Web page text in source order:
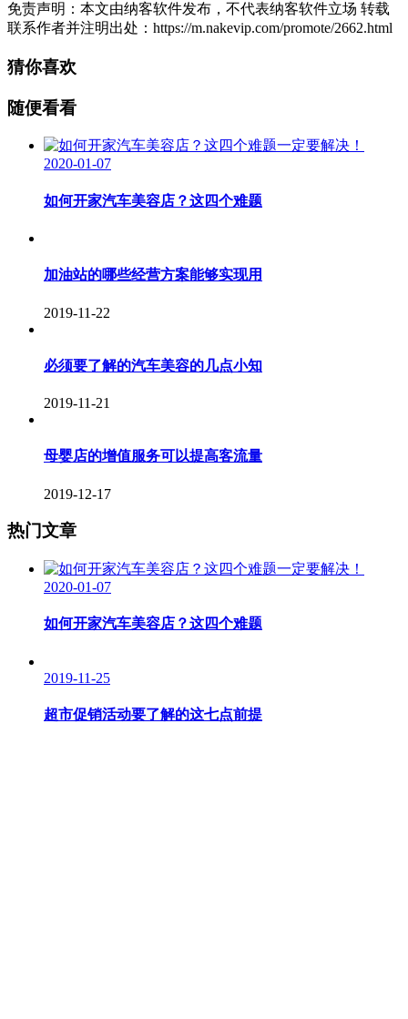
免责声明：本文由纳客软件发布，不代表纳客软件立场 转载
联系作者并注明出处：https://m.nakevip.com/promote/2662.html
猜你喜欢
随便看看
2020-01-07
如何开家汽车美容店？这四个难题
加油站的哪些经营方案能够实现用
2019-11-22
必须要了解的汽车美容的几点小知
2019-11-21
母婴店的增值服务可以提高客流量
2019-12-17
热门文章
2020-01-07
如何开家汽车美容店？这四个难题
2019-11-25
超市促销活动要了解的这七点前提